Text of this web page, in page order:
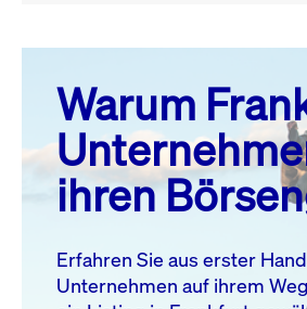
August 26
MO. DI. MI. DO. FR.
3
4 5 6 7
10 11 13 14
17
18 19 20 21
Warum
ihren
Erfahren Sie aus erster
Unternehmen auf ihrem